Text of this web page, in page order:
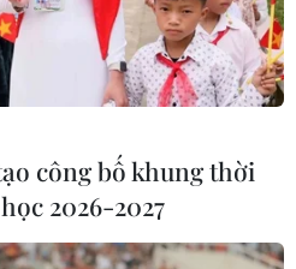
công bố khung thời
2026-2027